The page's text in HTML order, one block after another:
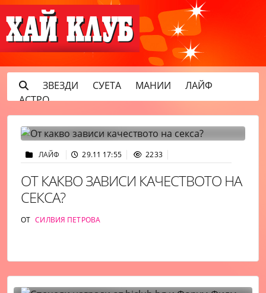
ЗВЕЗДИ СУЕТА МАНИИ
ЛАЙФ
АСТРО
ЛАЙФ 29.11 17:55 2233
ОТ КАКВО ЗАВИСИ КАЧЕСТВОТО НА
СЕКСА?
ОТ СИЛВИЯ ПЕТРОВА